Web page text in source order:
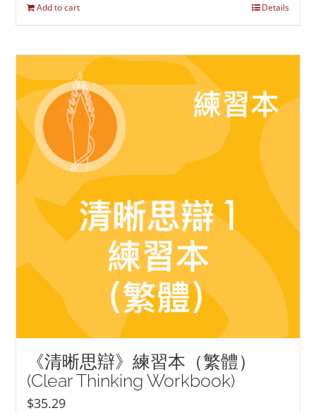
Add to cart Details
《清晰思辯》練習本（繁體）
(Clear Thinking Workbook)
$35.29